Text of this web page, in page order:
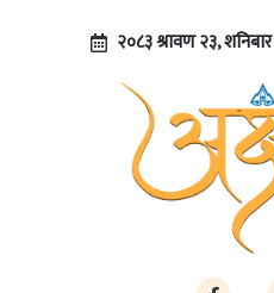
२०८३ श्रावण २३, शनिबार